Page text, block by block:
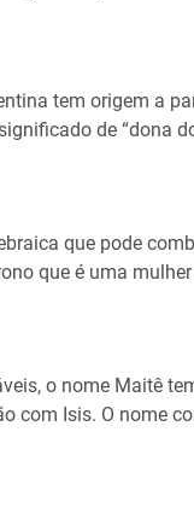
tem origem a
de “dona
que pode
que é uma mulher
o nome Maitê
com Isis. O nome